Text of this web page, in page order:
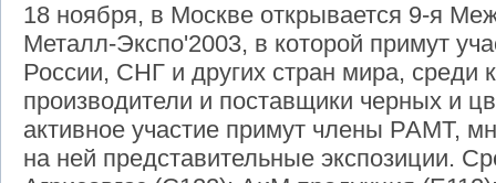
18 ноября, в Москве открывается 9-я
Металл-Экспо'2003, в которой примут
России, СНГ и других стран мира,
производители и поставщики черных и
активное участие примут члены РАМТ,
на ней представительные экспозиции.